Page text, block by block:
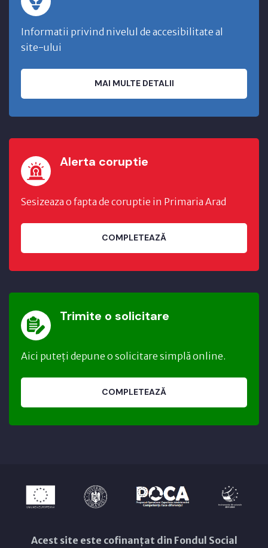
Informatii privind nivelul de accesibilitate al
site-ului
MAI MULTE DETALII
Alerta coruptie
Sesizeaza o fapta de coruptie in Primaria Arad
COMPLETEAZĂ
Trimite o solicitare
Aici puteți depune o solicitare simplă online.
COMPLETEAZĂ
Acest site este cofinanțat din Fondul Social